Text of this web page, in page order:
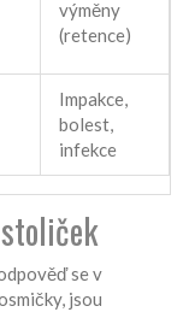
výměny
(retence)
Impakce,
bolest,
infekce
se v
jsou